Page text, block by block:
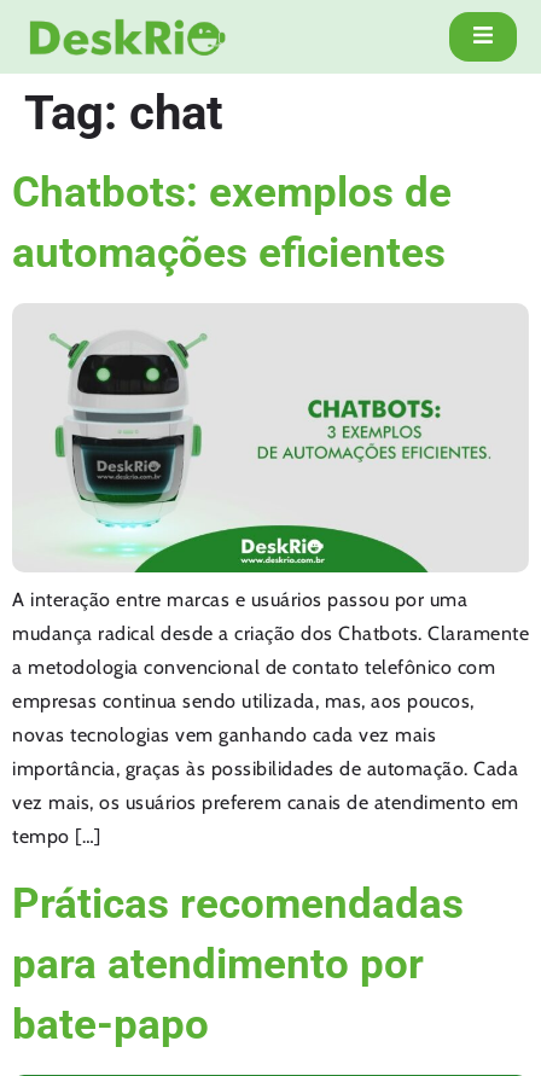
Tag: chat
Chatbots: exemplos de
automações eficientes
A interação entre marcas e usuários passou por uma
mudança radical desde a criação dos Chatbots. Claramente
a metodologia convencional de contato telefônico com
empresas continua sendo utilizada, mas, aos poucos,
novas tecnologias vem ganhando cada vez mais
importância, graças às possibilidades de automação. Cada
vez mais, os usuários preferem canais de atendimento em
tempo […]
Práticas recomendadas
para atendimento por
bate-papo